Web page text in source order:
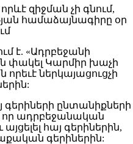
է. «Ադրբեջանի
փակել Կարմիր խաչի
որեւէ ներկայացուցչի
գերիների ընտանիքների
ադրբեջանական
հայ գերիներին,
գերիներին: